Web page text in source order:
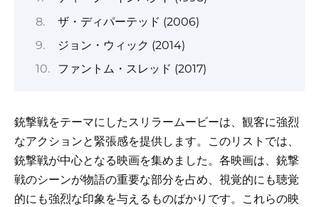
ザ・ディパーテッド (2006)
ジョン・ウィック (2014)
ファントム・スレッド (2017)
銃撃戦をテーマにしたスリラームービーは、観客に強烈
なアクションと緊張感を提供します。このリストでは、
銃撃戦が中心となる映画を集めました。各映画は、銃撃
戦のシーンが物語の重要な部分を占め、視覚的にも聴覚
的にも強烈な印象を与えるものばかりです。これらの映